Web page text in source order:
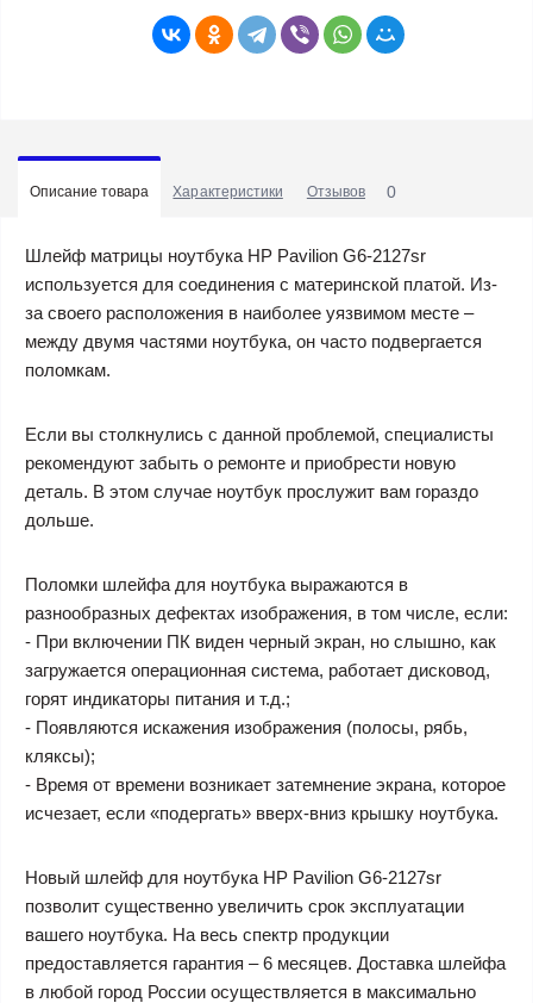
Описание товара Характеристики Отзывов 0
Шлейф матрицы ноутбука HP Pavilion G6-2127sr
используется для соединения с материнской платой. Из-
за своего расположения в наиболее уязвимом месте –
между двумя частями ноутбука, он часто подвергается
поломкам.
Если вы столкнулись с данной проблемой, специалисты
рекомендуют забыть о ремонте и приобрести новую
деталь. В этом случае ноутбук прослужит вам гораздо
дольше.
Поломки шлейфа для ноутбука выражаются в
разнообразных дефектах изображения, в том числе, если:
- При включении ПК виден черный экран, но слышно, как
загружается операционная система, работает дисковод,
горят индикаторы питания и т.д.;
- Появляются искажения изображения (полосы, рябь,
кляксы);
- Время от времени возникает затемнение экрана, которое
исчезает, если «подергать» вверх-вниз крышку ноутбука.
Новый шлейф для ноутбука HP Pavilion G6-2127sr
позволит существенно увеличить срок эксплуатации
вашего ноутбука. На весь спектр продукции
предоставляется гарантия – 6 месяцев. Доставка шлейфа
в любой город России осуществляется в максимально